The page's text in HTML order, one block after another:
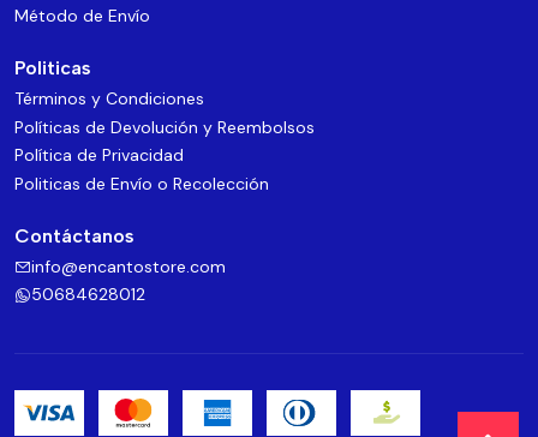
Método de Envío
Politicas
Términos y Condiciones
Políticas de Devolución y Reembolsos
Política de Privacidad
Politicas de Envío o Recolección
Contáctanos
info@encantostore.com
50684628012